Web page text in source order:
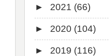
5月 (2)
4月 (3)
3月 (1)
8月 (1)
7月 (8)
6月 (5)
12月 (3)
10月 (1)
9月 (4)
► 2021 (66)
12月 (4)
11月 (8)
► 2020 (104)
12月 (7)
► 2019 (116)